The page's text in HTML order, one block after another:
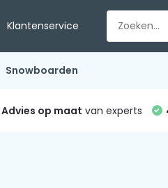
Klantenservice
Snowboarden
Advies op maat van experts